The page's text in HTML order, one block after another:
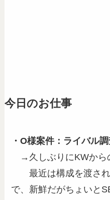
今日のお仕事
・O様案件：ライバル
→久しぶりにKWから
最近は構成を渡され
で、新鮮だがちょいと